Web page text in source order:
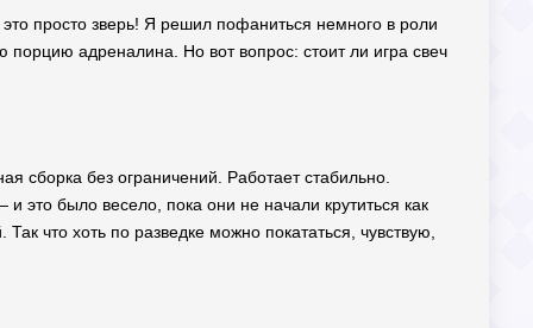
просто зверь! Я решил пофаниться немного в роли
адреналина. Но вот вопрос: стоит ли игра свеч
сборка без ограничений. Работает стабильно.
это было весело, пока они не начали крутиться как
что хоть по разведке можно покататься, чувствую,